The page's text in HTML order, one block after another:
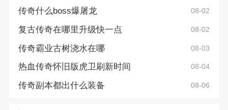
传奇什么boss爆屠龙 08-02
复古传奇在哪里升级快一点 08-02
传奇霸业古树浇水在哪 08-03
热血传奇怀旧版虎卫刷新时间 08-04
传奇副本都出什么装备 08-06